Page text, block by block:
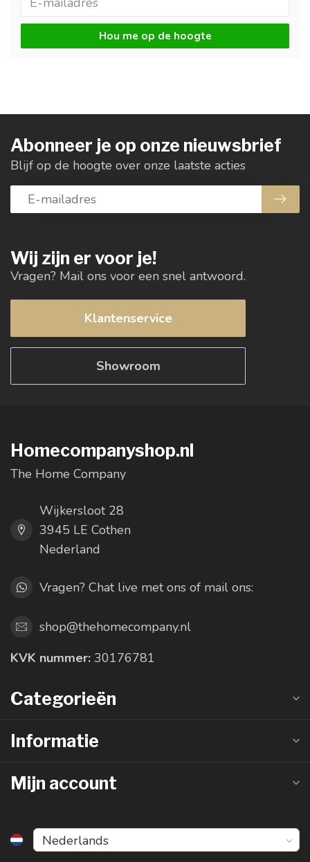
Hou me op de hoogte
Wij zijn er voor je!
Vragen? Mail ons voor een snel antwoord.
Klantenservice
Showroom
Abonneer je op onze nieuwsbrief
Blijf op de hoogte over onze laatste acties
Homecompanyshop.nl
The Home Company
Wijkersloot 28
3945 LE Cothen
Nederland
Vragen? Chat live met ons of mail ons:
shop@thehomecompany.nl
KVK nummer: 30176781
Categorieën
Informatie
Mijn account